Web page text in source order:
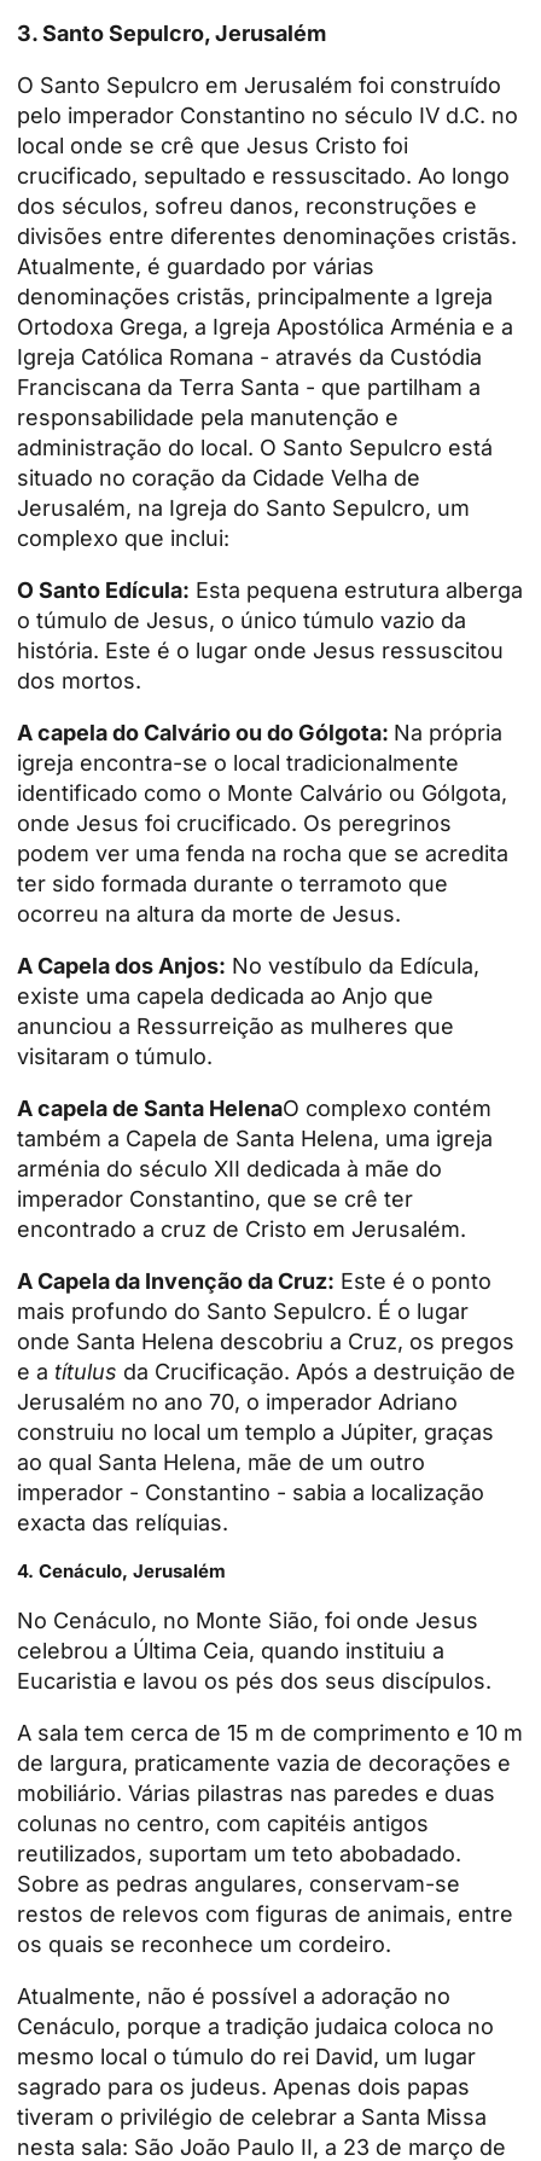
3.Santo Sepulcro, Jerusalém
O Santo Sepulcro em Jerusalém foi construído
pelo imperador Constantino no século IV d.C. no
local onde se crê que Jesus Cristo foi
crucificado, sepultado e ressuscitado. Ao longo
dos séculos, sofreu danos, reconstruções e
divisões entre diferentes denominações cristãs.
Atualmente, é guardado por várias
denominações cristãs, principalmente a Igreja
Ortodoxa Grega, a Igreja Apostólica Arménia e a
Igreja Católica Romana - através da Custódia
Franciscana da Terra Santa - que partilham a
responsabilidade pela manutenção e
administração do local. O Santo Sepulcro está
situado no coração da Cidade Velha de
Jerusalém, na Igreja do Santo Sepulcro, um
complexo que inclui:
O Santo Edícula: Esta pequena estrutura alberga
o túmulo de Jesus, o único túmulo vazio da
história. Este é o lugar onde Jesus ressuscitou
dos mortos.
A capela do Calvário ou do Gólgota: Na própria
igreja encontra-se o local tradicionalmente
identificado como o Monte Calvário ou Gólgota,
onde Jesus foi crucificado. Os peregrinos
podem ver uma fenda na rocha que se acredita
ter sido formada durante o terramoto que
ocorreu na altura da morte de Jesus.
A Capela dos Anjos: No vestíbulo da Edícula,
existe uma capela dedicada ao Anjo que
anunciou a Ressurreição as mulheres que
visitaram o túmulo.
A capela de Santa HelenaO complexo contém
também a Capela de Santa Helena, uma igreja
arménia do século XII dedicada à mãe do
imperador Constantino, que se crê ter
encontrado a cruz de Cristo em Jerusalém.
A Capela da Invenção da Cruz: Este é o ponto
mais profundo do Santo Sepulcro. É o lugar
onde Santa Helena descobriu a Cruz, os pregos
e a títulus da Crucificação. Após a destruição de
Jerusalém no ano 70, o imperador Adriano
construiu no local um templo a Júpiter, graças
ao qual Santa Helena, mãe de um outro
imperador - Constantino - sabia a localização
exacta das relíquias.
4. Cenáculo, Jerusalém
No Cenáculo, no Monte Sião, foi onde Jesus
celebrou a Última Ceia, quando instituiu a
Eucaristia e lavou os pés dos seus discípulos.
A sala tem cerca de 15 m de comprimento e 10 m
de largura, praticamente vazia de decorações e
mobiliário. Várias pilastras nas paredes e duas
colunas no centro, com capitéis antigos
reutilizados, suportam um teto abobadado.
Sobre as pedras angulares, conservam-se
restos de relevos com figuras de animais, entre
os quais se reconhece um cordeiro.
Atualmente, não é possível a adoração no
Cenáculo, porque a tradição judaica coloca no
mesmo local o túmulo do rei David, um lugar
sagrado para os judeus. Apenas dois papas
tiveram o privilégio de celebrar a Santa Missa
nesta sala: São João Paulo II, a 23 de março de